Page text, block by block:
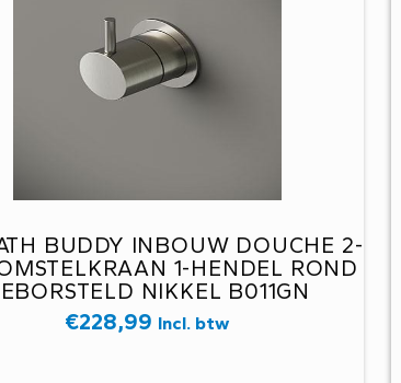
BUDDY INBOUW DOUCHE 2-
1-HENDEL ROND
NIKKEL B011GN
€228,99 Incl. btw